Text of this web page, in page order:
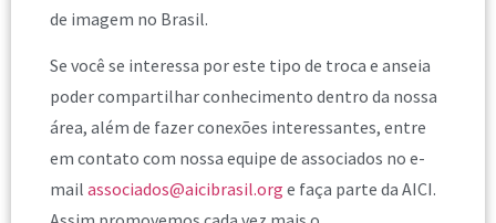
de imagem no Brasil.
Se você se interessa por este tipo de troca e anseia
poder compartilhar conhecimento dentro da nossa
área, além de fazer conexões interessantes, entre
em contato com nossa equipe de associados no e-
mail associados@aicibrasil.org e faça parte da AICI.